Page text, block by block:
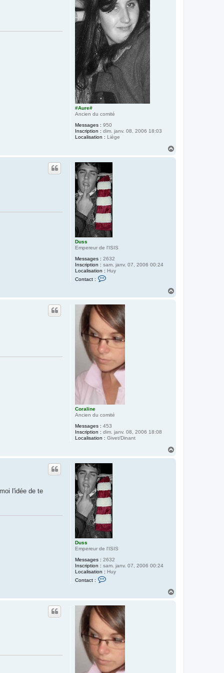
#Aure#
Ancien du comité
Messages : 950
Inscription : dim. janv. 08, 2006 18:03
Localisation : Liège
Duss
Empereur de l'ISIS
Messages : 2632
Inscription : sam. janv. 07, 2006 00:24
Localisation : Huy
Contact :
c
t
e
r
u
s
s
Coraline
Ancien du comité
Messages : 453
Inscription : dim. janv. 08, 2006 18:08
Localisation : Givet/Dinant
Duss
Empereur de l'ISIS
Messages : 2632
Inscription : sam. janv. 07, 2006 00:24
Localisation : Huy
Contact :
c
t
e
r
u
s
s
l'idée de te